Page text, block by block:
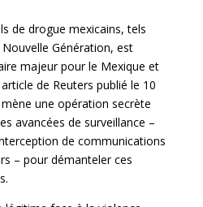
de drogue mexicains, tels
Génération, est
majeur pour le Mexique et
de Reuters publié le 10
une opération secrète
avancées de surveillance –
de communications
– pour démanteler ces